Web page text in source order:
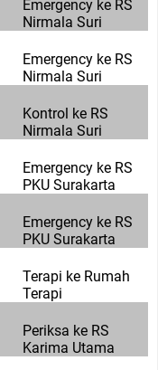
Emergency ke RS
Nirmala Suri
Emergency ke RS
Nirmala Suri
Kontrol ke RS
Nirmala Suri
Emergency ke RS
PKU Surakarta
Emergency ke RS
PKU Surakarta
Terapi ke Rumah
Terapi
Periksa ke RS
Karima Utama